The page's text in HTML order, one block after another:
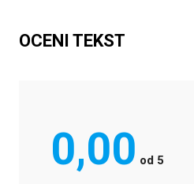
OCENI TEKST
0,00 od 5